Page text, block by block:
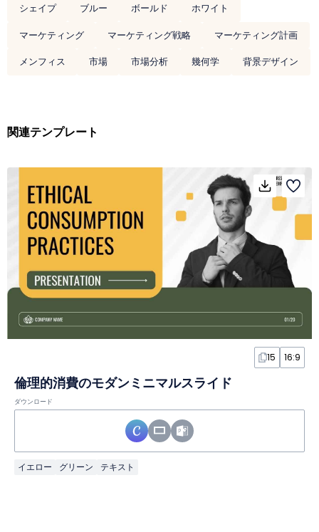
シェイプ ブルー ボールド
ホワイト
マーケティング
マーケティング戦略
マーケティング計画
メンフィス
市場 市場分析 幾何学 背景デザイン
関連テンプレート
15 16:9
倫理的消費のモダンミニマルスライド
ダウンロード
イエロー グリーン テキスト